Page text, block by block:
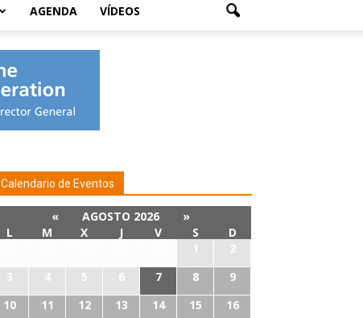
AGENDA VÍDEOS
Calendario de Eventos
« AGOSTO 2026
»
L
M X J V S
D
1
2
3
4 5 6 7 8
9
10
11 12 13 14 15
16